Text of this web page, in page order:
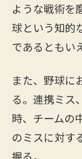
ような戦術を
球という知的
であるともい
また、野球に
る。連携ミス
時、チームの
のミスに対す